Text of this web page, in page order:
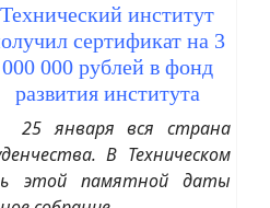
Технический институт
сертификат на 3
000 000 рублей в фонд
развития института
25 января вся страна
В Техническом
этой памятной даты